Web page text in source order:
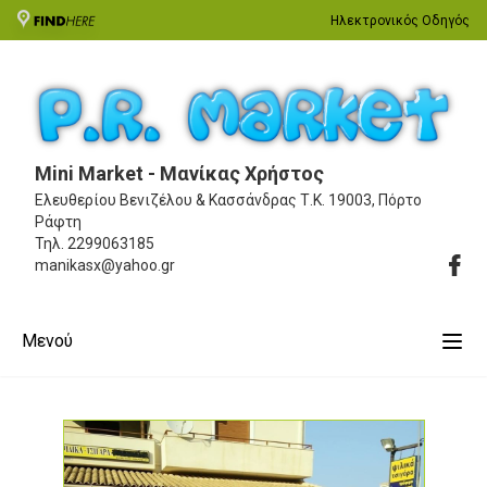
Ηλεκτρονικός Οδηγός
Mini Market - Μανίκας Χρήστος
Ελευθερίου Βενιζέλου & Κασσάνδρας Τ.Κ. 19003, Πόρτο
Ράφτη
Τηλ. 2299063185
manikasx@yahoo.gr
Μενού